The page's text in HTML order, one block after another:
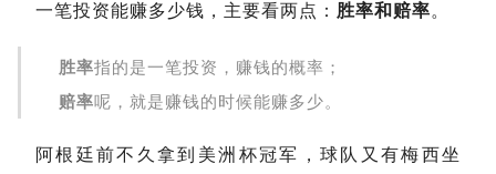
一笔投资能赚多少钱，主要看两点： 胜率和赔率。
胜率指的是一笔投资，赚钱的概率；
赔率呢，就是赚钱的时候能赚多少。
阿根廷前不久拿到美洲杯冠军，球队又有梅西坐